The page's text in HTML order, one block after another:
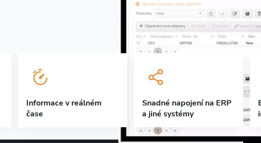
Informace v reálném
čase
Snadné napojení na ERP
a jiné systémy